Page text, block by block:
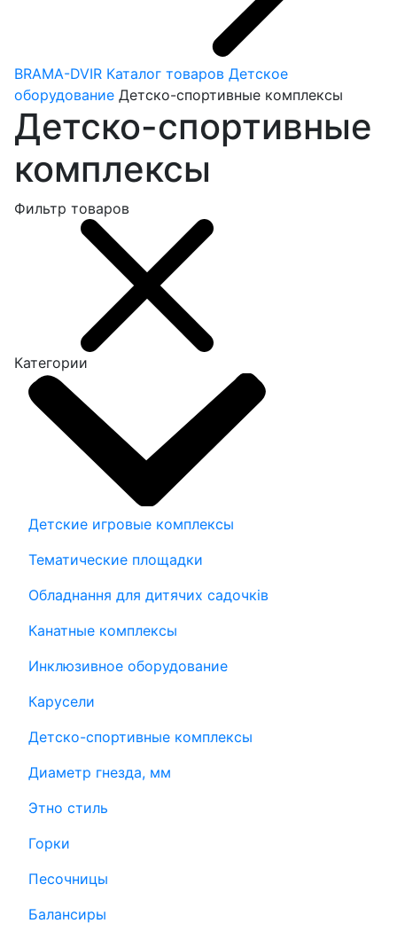
BRAMA-DVIR Каталог товаров Детское
оборудование Детско-спортивные комплексы
Детско-спортивные
комплексы
Фильтр товаров
Категории
Детские игровые комплексы
Тематические площадки
Обладнання для дитячих садочків
Канатные комплексы
Инклюзивное оборудование
Карусели
Детско-спортивные комплексы
Диаметр гнезда, мм
Этно стиль
Горки
Песочницы
Балансиры